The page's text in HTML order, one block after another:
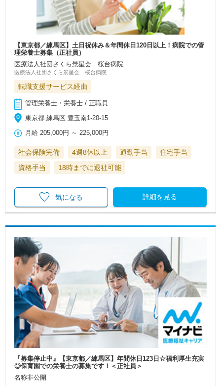
【東京都／練馬区】土日祝休み＆年間休日120日以上！病院での管
理栄養士募集（正社員）
医療法人社団さくら景星会 桜台病院
医療法人社団さくら景星会 桜台病院
転職支援サービス経由
管理栄養士・栄養士 / 正職員
東京都 練馬区 豊玉南1-20-15
月給 205,000円 ～225,000円
社会保険完備 4週8休以上 通勤手当
住宅手当
資格手当
18時までに退社可能
詳細を見る
気になる
『募集停止中』【東京都／練馬区】年間休日123日☆福利厚生充実
◎保育園での栄養士の募集です！＜正社員＞
名称非公開